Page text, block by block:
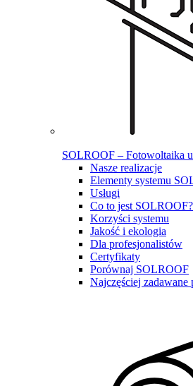
SOLROOF – Fotowoltaika
Nasze realizacje
Elementy systemu
Usługi
Co to jest SOLROOF?
Korzyści systemu
Jakość i ekologia
Dla profesjonalistów
Certyfikaty
Porównaj SOLROOF
Najczęściej